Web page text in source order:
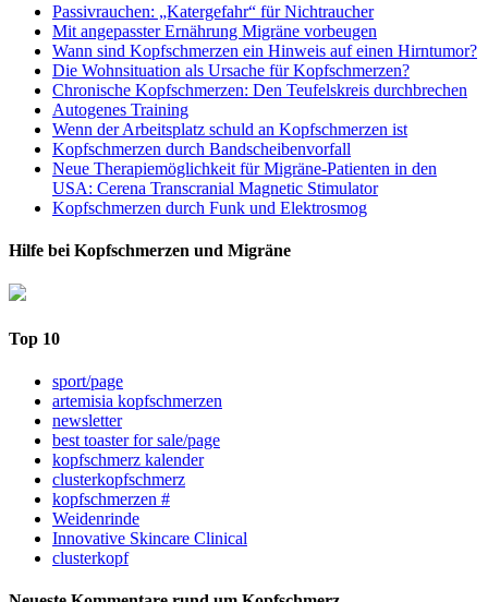
Passivrauchen: „Katergefahr“ für Nichtraucher
Mit angepasster Ernährung Migräne vorbeugen
Wann sind Kopfschmerzen ein Hinweis auf einen Hirntumor?
Die Wohnsituation als Ursache für Kopfschmerzen?
Chronische Kopfschmerzen: Den Teufelskreis durchbrechen
Autogenes Training
Wenn der Arbeitsplatz schuld an Kopfschmerzen ist
Kopfschmerzen durch Bandscheibenvorfall
Neue Therapiemöglichkeit für Migräne-Patienten in den
USA: Cerena Transcranial Magnetic Stimulator
Kopfschmerzen durch Funk und Elektrosmog
Hilfe bei Kopfschmerzen und Migräne
Top 10
sport/page
artemisia kopfschmerzen
newsletter
best toaster for sale/page
kopfschmerz kalender
clusterkopfschmerz
kopfschmerzen #
Weidenrinde
Innovative Skincare Clinical
clusterkopf